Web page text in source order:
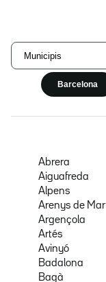
Municipis
Barcelona
Abrera
Aiguafreda
Alpens
Arenys de Mar
Argençola
Artés
Avinyó
Badalona
Bagà